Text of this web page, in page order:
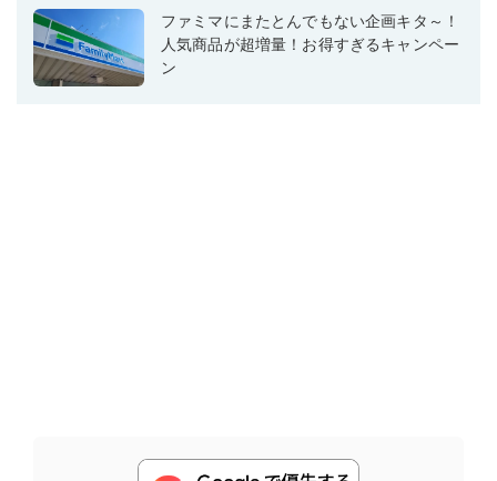
ファミマにまたとんでもない企画キタ～！
人気商品が超増量！お得すぎるキャンペー
ン